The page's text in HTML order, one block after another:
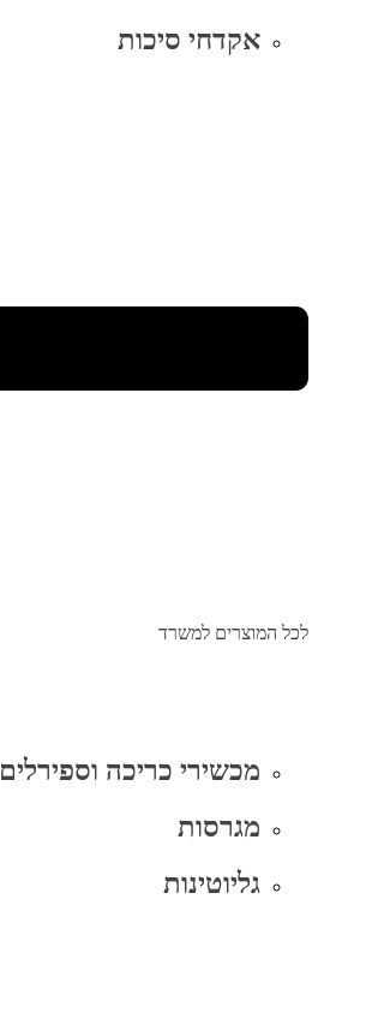
אקדחי סיכות
לכל המוצרים למשרד
מכשירי כריכה וספירלים
מגרסות
גליוטינות